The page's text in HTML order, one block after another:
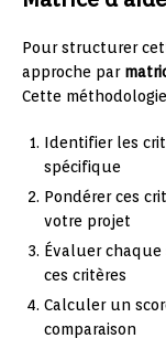
Pour structurer
approche par
Cette
Identifier les
spécifique
Pondérer ces
votre projet
Évaluer chaque
ces critères
Calculer un
comparaison